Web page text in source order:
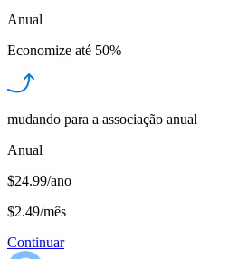
Anual
Economize até 50%
mudando para a associação anual
Anual
$24.99/ano
$2.49/mês
Continuar